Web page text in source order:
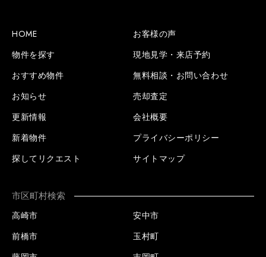
HOME
物件を探す
おすすめ物件
お知らせ
更新情報
新着物件
探してリクエスト
お客様の声
現地見学・来店予約
無料相談・お問い合わせ
売却査定
会社概要
プライバシーポリシー
サイトマップ
市区町村検索
高崎市
前橋市
安中市
玉村町